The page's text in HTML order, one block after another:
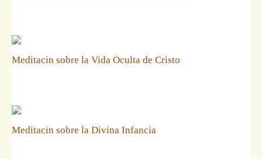
Meditacin sobre la Vida Oculta de Cristo
Meditacin sobre la Divina Infancia